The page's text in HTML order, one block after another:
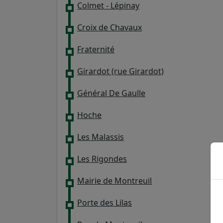
Colmet - Lépinay
Croix de Chavaux
Fraternité
Girardot (rue Girardot)
Général De Gaulle
Hoche
Les Malassis
Les Rigondes
Mairie de Montreuil
Porte des Lilas